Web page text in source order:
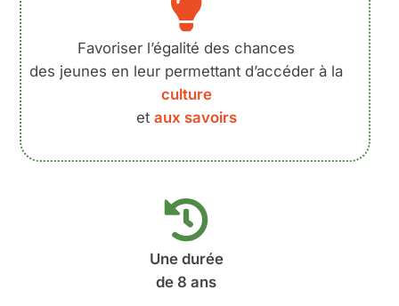
Favoriser l’égalité des chances
des jeunes en leur permettant d’accéder à la
culture
et aux savoirs
Une durée
de 8 ans